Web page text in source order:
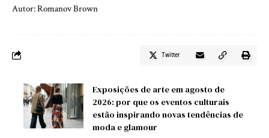
Autor: Romanov Brown
Twitter
Exposições de arte em agosto de
2026: por que os eventos culturais
estão inspirando novas tendências de
moda e glamour